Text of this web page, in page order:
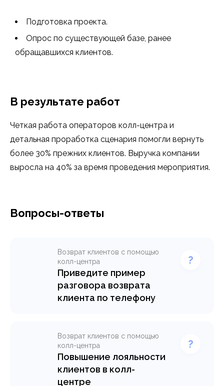
Подготовка проекта.
Опрос по существующей базе, ранее
обращавшихся клиентов.
В результате работ
Четкая работа операторов колл-центра и
детальная проработка сценария помогли вернуть
более 30% прежних клиентов. Выручка компании
выросла на 40% за время проведения мероприятия.
Вопросы-ответы
Возврат клиентов с помощью
колл-центра
Приведите пример
разговора возврата
клиента по телефону
структура, логика и фразы,
которые помогают вернуть
контакт и интерес. За
индивидуальным подходом
Возврат клиентов с помощью
колл-центра
Повышение лояльности
клиентов в колл-
центре